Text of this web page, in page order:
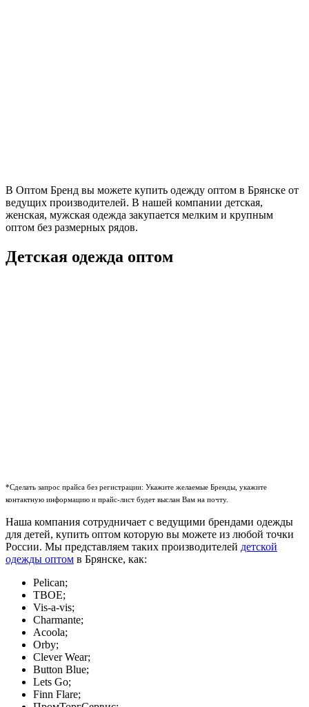
В Оптом Бренд вы можете купить одежду оптом в Брянске от
ведущих производителей. В нашей компании детская,
женская, мужская одежда закупается мелким и крупным
оптом без размерных рядов.
Детская одежда оптом
*Сделать запрос прайса без регистрации: Укажите желаемые Бренды, укажите
контактную информацию и прайс-лист будет выслан Вам на почту.
Наша компания сотрудничает с ведущими брендами одежды
для детей, купить оптом которую вы можете из любой точки
России. Мы представляем таких производителей детской
одежды оптом в Брянске, как:
Pelican;
ТВОЕ;
Vis-a-vis;
Charmante;
Acoola;
Orby;
Clever Wear;
Button Blue;
Lets Go;
Finn Flare;